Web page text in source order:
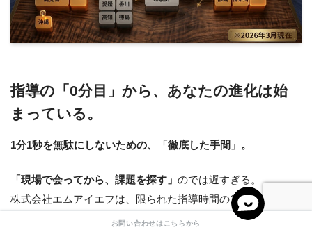
指導の「0分目」から、あなたの進化は始
まっている。
1分1秒を無駄にしないための、「徹底した手間」。
「現場で会ってから、課題を探す」 のでは遅すぎる。
株式会社エムアイエフは、限られた指導時間の1分1秒を
のためだけに使うため、あえて非効率な
「事前の徹底解
お問い合わせはこちらから